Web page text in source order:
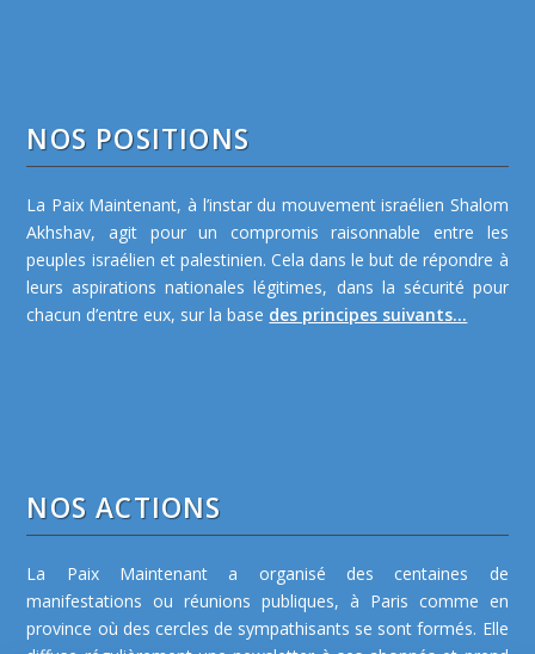
NOS POSITIONS
La Paix Maintenant, à l’instar du mouvement israélien Shalom
Akhshav, agit pour un compromis raisonnable entre les
peuples israélien et palestinien. Cela dans le but de répondre à
leurs aspirations nationales légitimes, dans la sécurité pour
chacun d’entre eux, sur la base des principes suivants...
NOS ACTIONS
La Paix Maintenant a organisé des centaines de
manifestations ou réunions publiques, à Paris comme en
province où des cercles de sympathisants se sont formés. Elle